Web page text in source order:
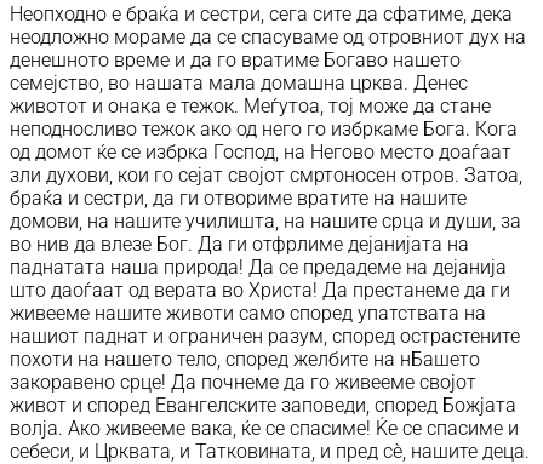
Неопходно е браќа и сестри, сега сите да сфатиме, дека
неодложно мораме да се спасуваме од отровниот дух на
денешното време и да го вратиме Богаво нашето
семејство, во нашата мала домашна црква. Денес
животот и онака е тежок. Меѓутоа, тој може да стане
неподносливо тежок ако од него го избркаме Бога. Кога
од домот ќе се избрка Господ, на Негово место доаѓаат
зли духови, кои го сејат својот смртоносен отров. Затоа,
браќа и сестри, да ги отвориме вратите на нашите
домови, на нашите училишта, на нашите срца и души, за
во нив да влезе Бог. Да ги отфрлиме дејанијата на
паднатата наша природа! Да се предадеме на дејанија
што даоѓаат од верата во Христа! Да престанеме да ги
живееме нашите животи само според упатствата на
нашиот паднат и ограничен разум, според острастените
похоти на нашето тело, според желбите на нБашето
закоравено срце! Да почнеме да го живееме својот
живот и според Евангелските заповеди, според Божјата
волја. Ако живееме вака, ќе се спасиме! Ќе се спасиме и
себеси, и Црквата, и Татковината, и пред сè, нашите деца.